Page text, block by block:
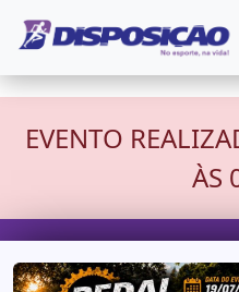
EVENTO
ÀS
214